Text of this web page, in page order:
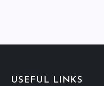
USEFUL LINKS